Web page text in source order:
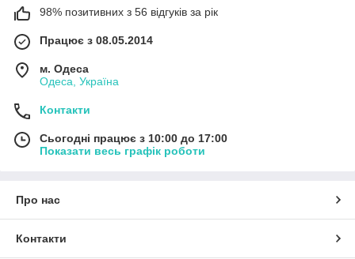
98% позитивних з 56 відгуків за рік
Працює з 08.05.2014
м. Одеса
Одеса, Україна
Контакти
Сьогодні працює з 10:00 до 17:00
Показати весь графік роботи
Про нас
Контакти